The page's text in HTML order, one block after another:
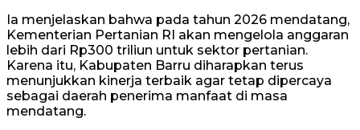
Ia menjelaskan bahwa pada tahun 2026 mendatang,
Kementerian Pertanian RI akan mengelola anggaran
lebih dari Rp300 triliun untuk sektor pertanian.
Karena itu, Kabupaten Barru diharapkan terus
menunjukkan kinerja terbaik agar tetap dipercaya
sebagai daerah penerima manfaat di masa
mendatang.